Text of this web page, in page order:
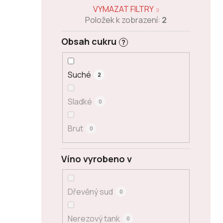
Obsah cukru ?
Suché 2
Sladké 0
Brut 0
Víno vyrobeno v
Dřevěný sud 0
Nerezový tank 0
VYMAZAT FILTRY
Položek k zobrazení: 2